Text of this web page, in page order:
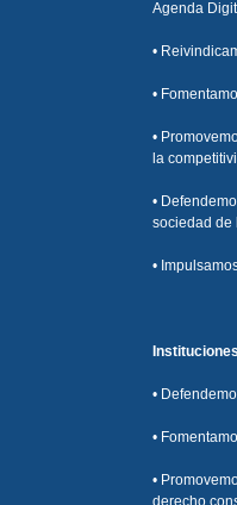
Agenda
•
•
•
la
•
sociedad de
•
•
•
•